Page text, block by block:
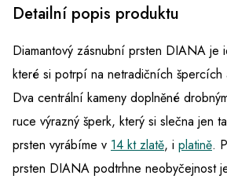
Detailní popis produktu
Diamantový zásnubní prsten DIANA je
které si potrpí na netradičních špercích
Dva centrální kameny doplněné
ruce výrazný šperk, který si slečna jen
prsten vyrábíme v 14 kt zlatě, i platině.
prsten DIANA podtrhne neobyčejnost